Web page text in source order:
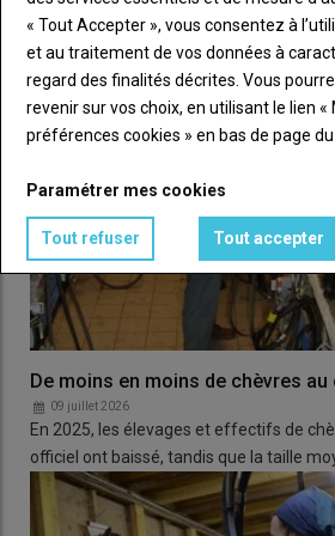
précise Joël Forêt. En revanche,
entreprise de travaux agricoles
, qui finançait
le gain de temps permis par l’
44 heures pour les éleveurs
De moins en moins de chèvres
09 juillet 2026
En 2025, les élevages et effectifs de
officiel ont baissé, tandis que la taille
« Tout Accepter », vous consentez à
et au traitement de vos données à
regard des finalités décrites. Vous
revenir sur vos choix, en utilisant le lien «
préférences cookies » en bas de page du
Paramétrer mes cookies
Tout refuser Tout accepter